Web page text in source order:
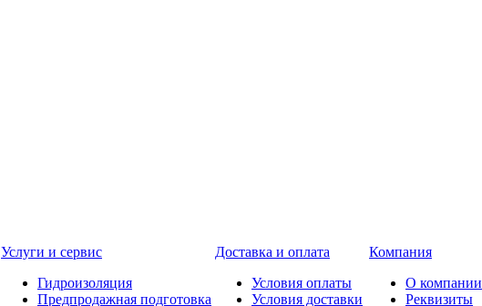
Услуги и сервис
Гидроизоляция
Предпродажная подготовка
Доставка и оплата
Условия оплаты
Условия доставки
Компания
О компании
Реквизиты